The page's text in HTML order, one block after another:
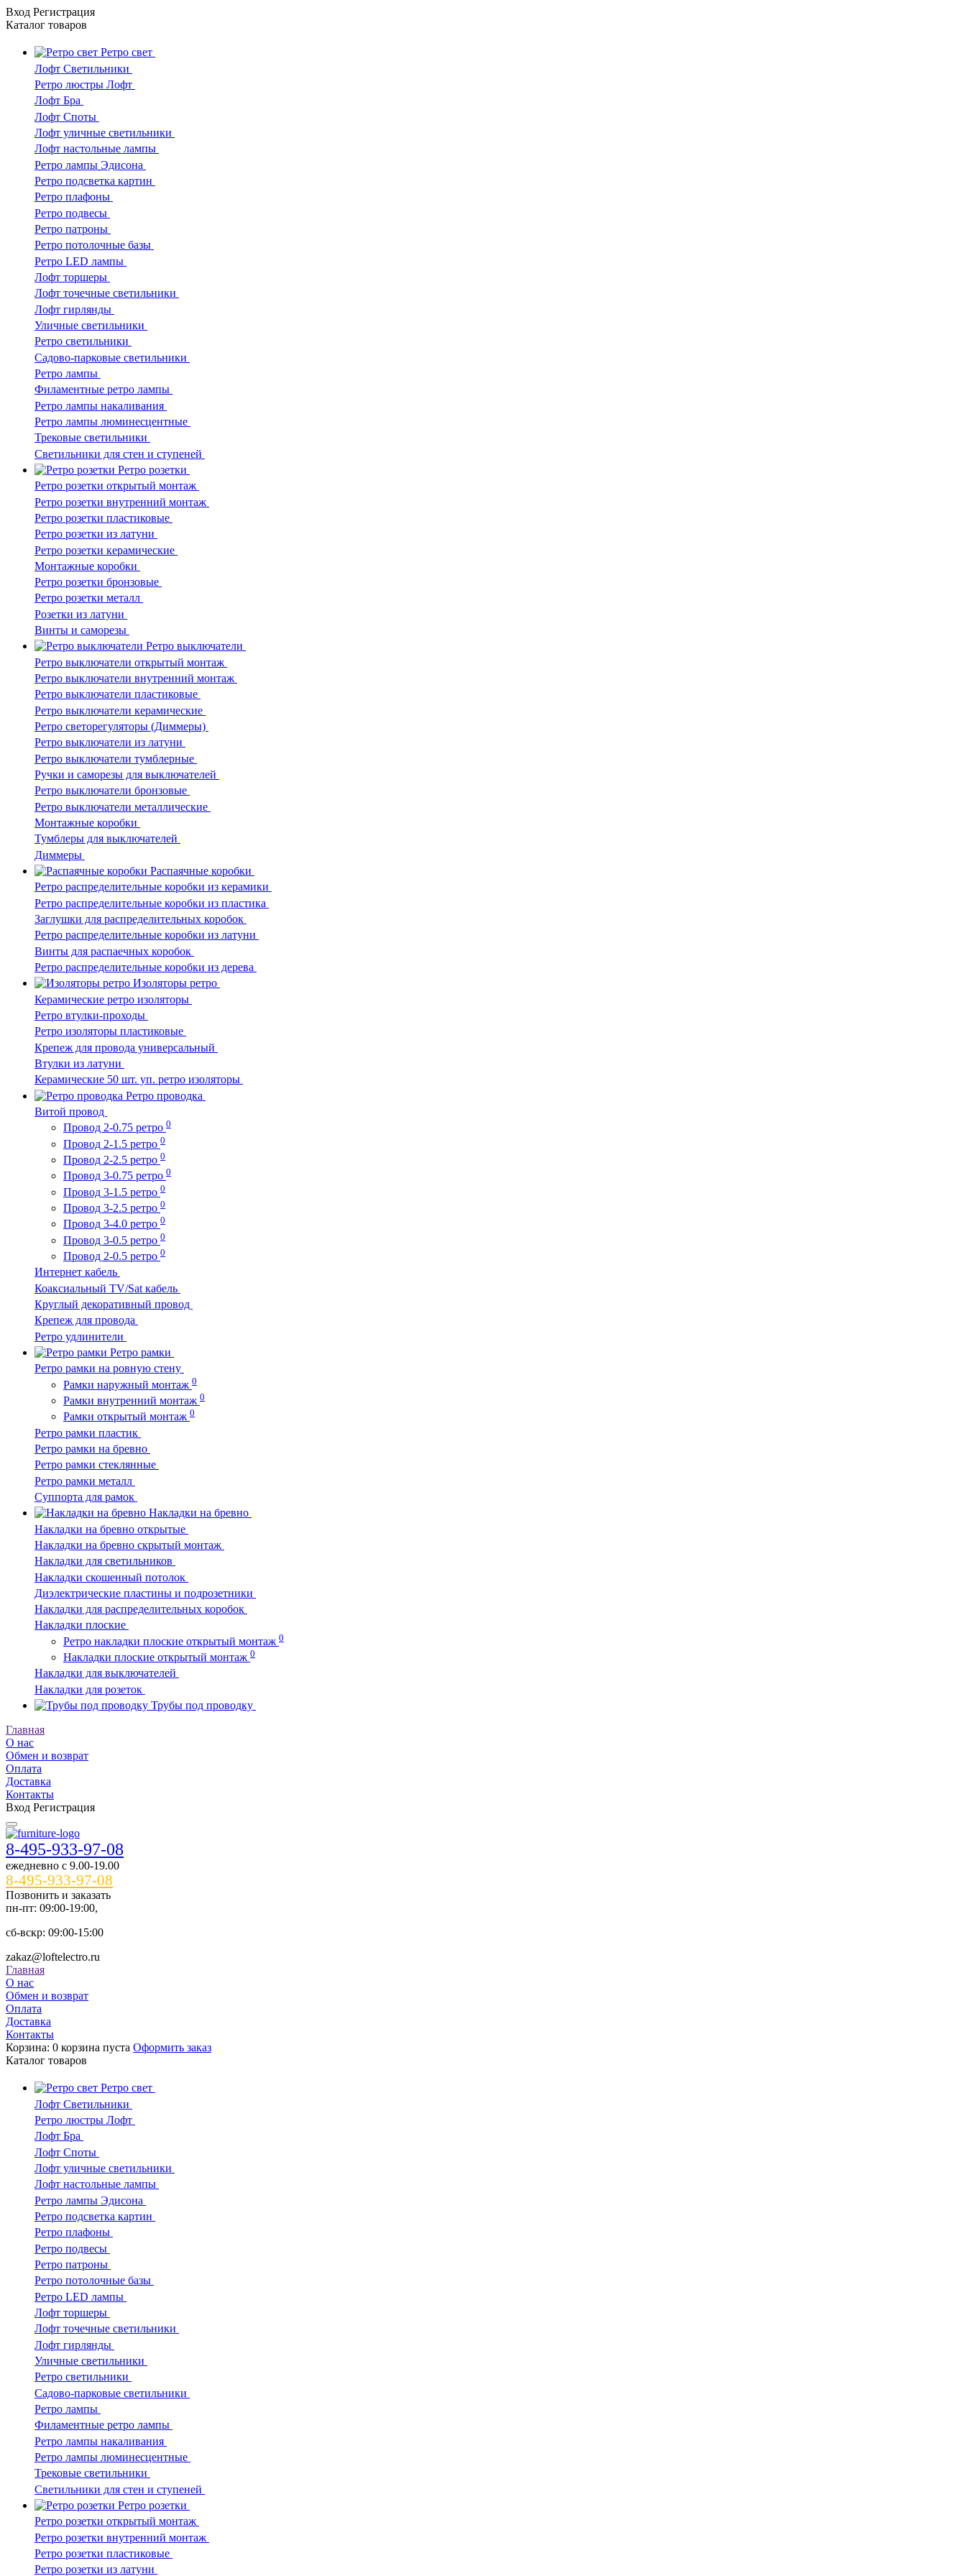
Вход Регистрация
Каталог товаров
Ретро свет
Лофт Светильники
Ретро люстры Лофт
Лофт Бра
Лофт Споты
Лофт уличные светильники
Лофт настольные лампы
Ретро лампы Эдисона
Ретро подсветка картин
Ретро плафоны
Ретро подвесы
Ретро патроны
Ретро потолочные базы
Ретро LED лампы
Лофт торшеры
Лофт точечные светильники
Лофт гирлянды
Уличные светильники
Ретро светильники
Садово-парковые светильники
Ретро лампы
Филаментные ретро лампы
Ретро лампы накаливания
Ретро лампы люминесцентные
Трековые светильники
Светильники для стен и ступеней
Ретро розетки
Ретро розетки открытый монтаж
Ретро розетки внутренний монтаж
Ретро розетки пластиковые
Ретро розетки из латуни
Ретро розетки керамические
Монтажные коробки
Ретро розетки бронзовые
Ретро розетки металл
Розетки из латуни
Винты и саморезы
Ретро выключатели
Ретро выключатели открытый монтаж
Ретро выключатели внутренний монтаж
Ретро выключатели пластиковые
Ретро выключатели керамические
Ретро светорегуляторы (Диммеры)
Ретро выключатели из латуни
Ретро выключатели тумблерные
Ручки и саморезы для выключателей
Ретро выключатели бронзовые
Ретро выключатели металлические
Монтажные коробки
Тумблеры для выключателей
Диммеры
Распаячные коробки
Ретро распределительные коробки из керамики
Ретро распределительные коробки из пластика
Заглушки для распределительных коробок
Ретро распределительные коробки из латуни
Винты для распаечных коробок
Ретро распределительные коробки из дерева
Изоляторы ретро
Керамические ретро изоляторы
Ретро втулки-проходы
Ретро изоляторы пластиковые
Крепеж для провода универсальный
Втулки из латуни
Керамические 50 шт. уп. ретро изоляторы
Ретро проводка
Витой провод
Провод 2-0.75 ретро 0
Провод 2-1.5 ретро 0
Провод 2-2.5 ретро 0
Провод 3-0.75 ретро 0
Провод 3-1.5 ретро 0
Провод 3-2.5 ретро 0
Провод 3-4.0 ретро 0
Провод 3-0.5 ретро 0
Провод 2-0.5 ретро 0
Интернет кабель
Коаксиальный TV/Sat кабель
Круглый декоративный провод
Крепеж для провода
Ретро удлинители
Ретро рамки
Ретро рамки на ровную стену
Рамки наружный монтаж 0
Рамки внутренний монтаж 0
Рамки открытый монтаж 0
Ретро рамки пластик
Ретро рамки на бревно
Ретро рамки стеклянные
Ретро рамки металл
Суппорта для рамок
Накладки на бревно
Накладки на бревно открытые
Накладки на бревно скрытый монтаж
Накладки для светильников
Накладки скошенный потолок
Диэлектрические пластины и подрозетники
Накладки для распределительных коробок
Накладки плоские
Ретро накладки плоские открытый монтаж 0
Накладки плоские открытый монтаж 0
Накладки для выключателей
Накладки для розеток
Трубы под проводку
Главная
О нас
Обмен и возврат
Оплата
Доставка
Контакты
Вход Регистрация
8-495-933-97-08
ежедневно c 9.00-19.00
8-495-933-97-08
Позвонить и заказать
пн-пт: 09:00-19:00,
сб-вскр: 09:00-15:00
zakaz@loftelectro.ru
Главная
О нас
Обмен и возврат
Оплата
Доставка
Контакты
Корзина: 0 корзина пуста Оформить заказ
Каталог товаров
Ретро свет
Лофт Светильники
Ретро люстры Лофт
Лофт Бра
Лофт Споты
Лофт уличные светильники
Лофт настольные лампы
Ретро лампы Эдисона
Ретро подсветка картин
Ретро плафоны
Ретро подвесы
Ретро патроны
Ретро потолочные базы
Ретро LED лампы
Лофт торшеры
Лофт точечные светильники
Лофт гирлянды
Уличные светильники
Ретро светильники
Садово-парковые светильники
Ретро лампы
Филаментные ретро лампы
Ретро лампы накаливания
Ретро лампы люминесцентные
Трековые светильники
Светильники для стен и ступеней
Ретро розетки
Ретро розетки открытый монтаж
Ретро розетки внутренний монтаж
Ретро розетки пластиковые
Ретро розетки из латуни